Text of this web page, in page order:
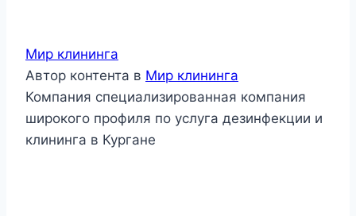
Мир клининга
Автор контента в Мир клининга
Компания специализированная компания
широкого профиля по услуга дезинфекции и
клининга в Кургане